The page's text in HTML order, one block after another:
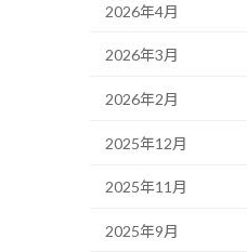
2026年4月
2026年3月
2026年2月
2025年12月
2025年11月
2025年9月